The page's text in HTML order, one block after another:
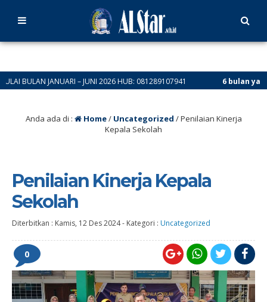
JANUARI – JUNI 2026 HUB: 081289107941 6 bulan yang lalu/
Anda ada di : Home/ Uncategorized /Penilaian Kinerja
Kepala Sekolah
Penilaian Kinerja Kepala
Sekolah
Diterbitkan : Kamis, 12 Des 2024- Kategori : Uncategorized
0